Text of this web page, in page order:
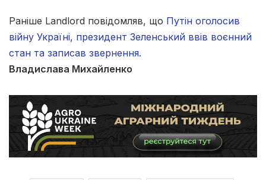
Раніше Landlord повідомляв, що Путін оголосив
війну Україні, президент Зеленський ввів воєнний
стан та записав звернення.
Владислава Михайленко